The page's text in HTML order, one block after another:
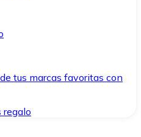
tus marcas favoritas con
regalo